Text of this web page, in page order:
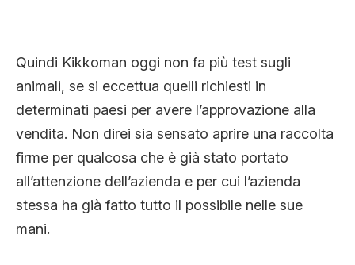
Quindi Kikkoman oggi non fa più test sugli
animali, se si eccettua quelli richiesti in
determinati paesi per avere l’approvazione alla
vendita. Non direi sia sensato aprire una raccolta
firme per qualcosa che è già stato portato
all’attenzione dell’azienda e per cui l’azienda
stessa ha già fatto tutto il possibile nelle sue
mani.